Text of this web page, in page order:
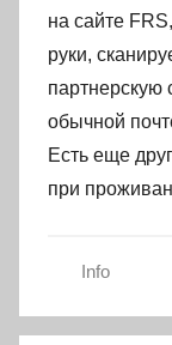
на сайте
руки,
партнерскую
обычной
Есть еще
при
Info